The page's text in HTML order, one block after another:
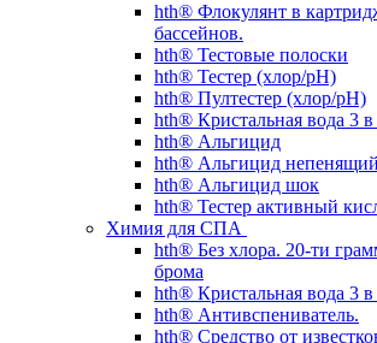
hth® Флокулянт в
бассейнов.
hth® Тестовые полоски
hth® Тестер (хлор/pH)
hth® Пултестер (хлор/pH)
hth® Кристальная вода 3 в
hth® Альгицид
hth® Альгицид
hth® Альгицид шок
hth® Тестер активный
Химия для СПА
hth® Без хлора. 20-ти
брома
hth® Кристальная вода 3 в
hth® Антивспениватель.
hth® Средство от